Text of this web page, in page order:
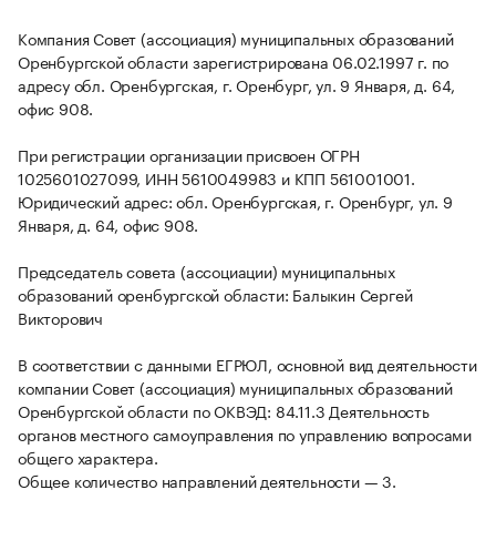
Компания Совет (ассоциация) муниципальных образований
Оренбургской области зарегистрирована 06.02.1997 г. по
адресу обл. Оренбургская, г. Оренбург, ул. 9 Января, д. 64,
офис 908.
При регистрации организации присвоен ОГРН
1025601027099, ИНН 5610049983 и КПП 561001001.
Юридический адрес: обл. Оренбургская, г. Оренбург, ул. 9
Января, д. 64, офис 908.
Председатель совета (ассоциации) муниципальных
образований оренбургской области: Балыкин Сергей
Викторович
В соответствии с данными ЕГРЮЛ, основной вид деятельности
компании Совет (ассоциация) муниципальных образований
Оренбургской области по ОКВЭД: 84.11.3 Деятельность
органов местного самоуправления по управлению вопросами
общего характера.
Общее количество направлений деятельности — 3.